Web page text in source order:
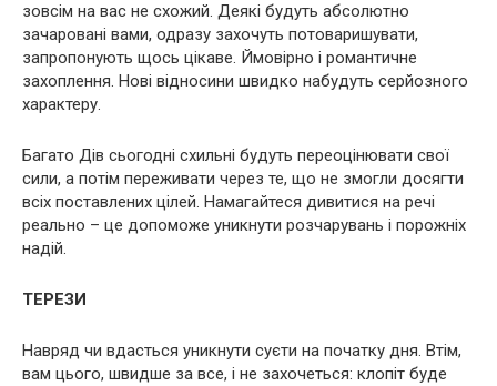
зовсім на вас не схожий. Деякі будуть абсолютно
зачаровані вами, одразу захочуть потоваришувати,
запропонують щось цікаве. Ймовірно і романтичне
захоплення. Нові відносини швидко набудуть серйозного
характеру.
Багато Дів сьогодні схильні будуть переоцінювати свої
сили, а потім переживати через те, що не змогли досягти
всіх поставлених цілей. Намагайтеся дивитися на речі
реально – це допоможе уникнути розчарувань і порожніх
надій.
ТЕРЕЗИ
Навряд чи вдасться уникнути суєти на початку дня. Втім,
вам цього, швидше за все, і не захочеться: клопіт буде